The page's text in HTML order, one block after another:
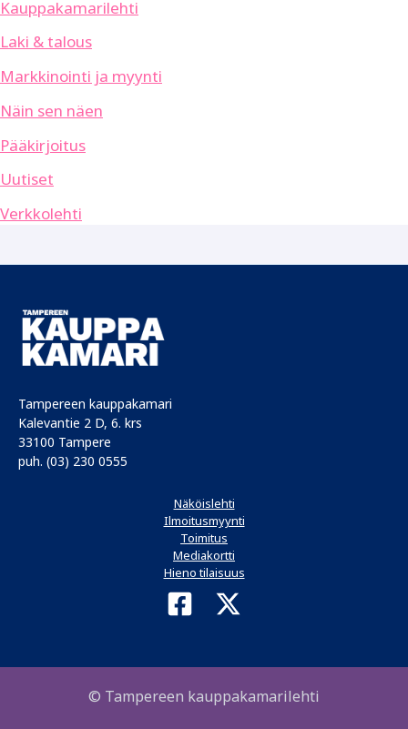
Kauppakamarilehti
Laki & talous
Markkinointi ja myynti
Näin sen näen
Pääkirjoitus
Uutiset
Verkkolehti
Tampereen kauppakamari
Kalevantie 2 D, 6. krs
33100 Tampere
puh. (03) 230 0555
Näköislehti
Ilmoitusmyynti
Toimitus
Mediakortti
Hieno tilaisuus
© Tampereen kauppakamarilehti